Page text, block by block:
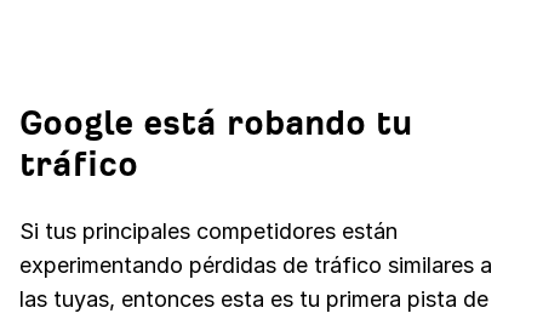
Google está robando tu
tráfico
Si tus principales competidores están
experimentando pérdidas de tráfico similares a
las tuyas, entonces esta es tu primera pista de